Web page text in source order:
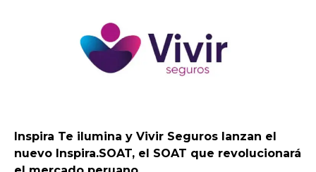
Inspira Te ilumina y Vivir Seguros lanzan el
nuevo Inspira.SOAT, el SOAT que revolucionará